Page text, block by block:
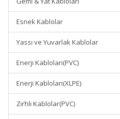
Esnek Kablolar
Yassı ve Yuvarlak Kablolar
Enerji Kabloları(PVC)
Enerji Kabloları(XLPE)
Zırhlı Kablolar(PVC)